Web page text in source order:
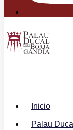
Inicio
Palau Ducal